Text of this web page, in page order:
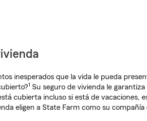
inesperados que la vida le pueda
1 Su seguro de vivienda le
cubierta incluso si está de vacaciones,
eligen a State Farm como su